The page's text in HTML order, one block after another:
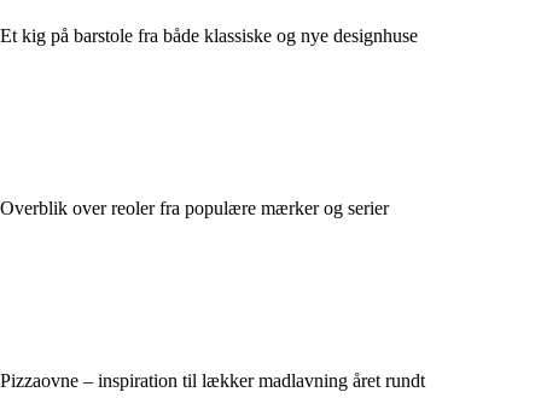
Et kig på barstole fra både klassiske og nye designhuse
Overblik over reoler fra populære mærker og serier
Pizzaovne – inspiration til lækker madlavning året rundt